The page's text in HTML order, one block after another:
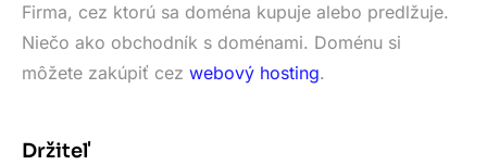
Firma, cez ktorú sa doména kupuje alebo predlžuje.
Niečo ako obchodník s doménami. Doménu si
môžete zakúpiť cez webový hosting.
Držiteľ